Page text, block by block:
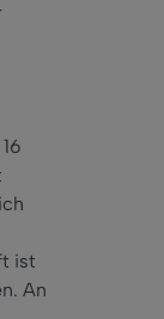
ist
An